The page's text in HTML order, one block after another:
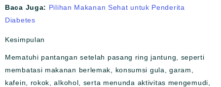
Baca Juga: Pilihan Makanan Sehat untuk Penderita
Diabetes
Kesimpulan
Mematuhi pantangan setelah pasang ring jantung, seperti
membatasi makanan berlemak, konsumsi gula, garam,
kafein, rokok, alkohol, serta menunda aktivitas mengemudi,